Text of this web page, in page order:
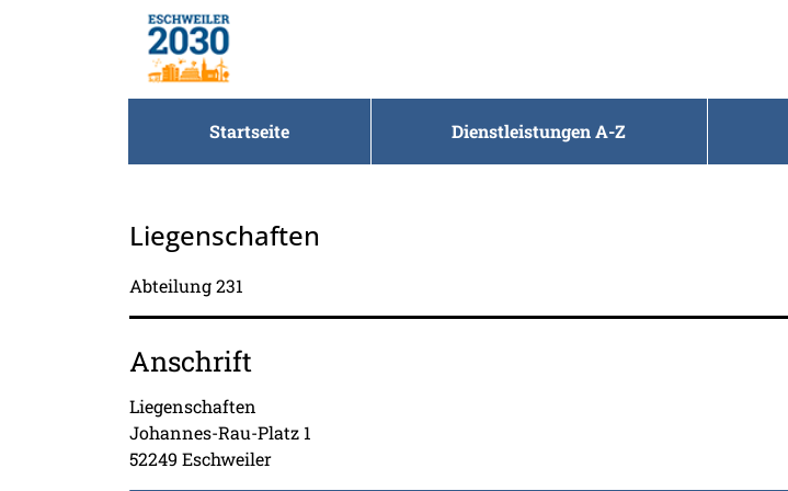
Zum Hauptinhalt springen
Startseite Dienstleistungen A-Z
Liegenschaften
Kurzbezeichnung
Abteilung 231
Anschrift
Liegenschaften
Johannes-Rau-Platz 1
52249 Eschweiler